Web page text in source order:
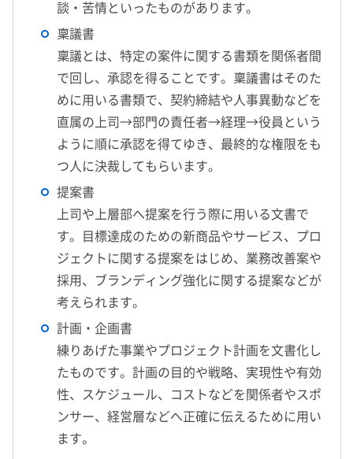
談・苦情といったものがあります。
稟議書
稟議とは、特定の案件に関する書類を関係者間
で回し、承認を得ることです。稟議書はそのた
めに用いる書類で、契約締結や人事異動などを
直属の上司→部門の責任者→経理→役員という
ように順に承認を得てゆき、最終的な権限をも
つ人に決裁してもらいます。
提案書
上司や上層部へ提案を行う際に用いる文書で
す。目標達成のための新商品やサービス、プロ
ジェクトに関する提案をはじめ、業務改善案や
採用、ブランディング強化に関する提案などが
考えられます。
計画・企画書
練りあげた事業やプロジェクト計画を文書化し
たものです。計画の目的や戦略、実現性や有効
性、スケジュール、コストなどを関係者やスポ
ンサー、経営層などへ正確に伝えるために用い
ます。